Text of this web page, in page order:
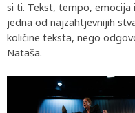
si ti. Tekst, tempo, emocija
jedna od najzahtjevnijih
količine teksta, nego
Nataša.